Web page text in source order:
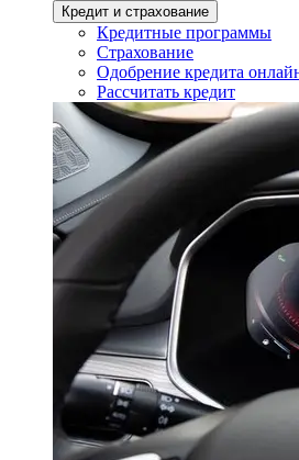
Кредит и страхование
Кредитные программы
Страхование
Одобрение кредита
Рассчитать кредит